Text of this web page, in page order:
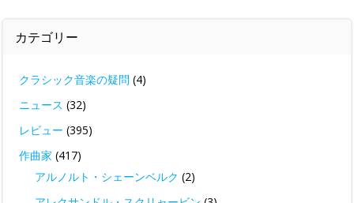
カテゴリー
クラシック音楽の疑問 (4)
ニュース (32)
レビュー (395)
作曲家 (417)
アルノルト・シェーンベルク (2)